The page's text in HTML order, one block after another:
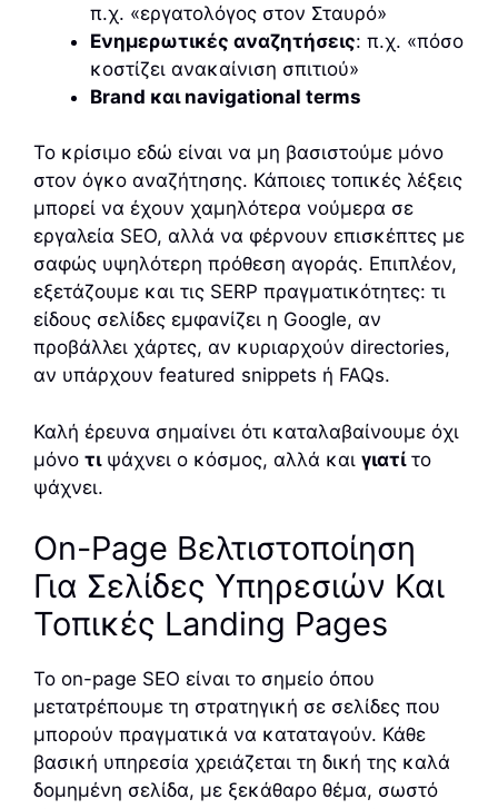
π.χ. «εργατολόγος στον Σταυρό»
Ενημερωτικές αναζητήσεις: π.χ. «πόσο
κοστίζει ανακαίνιση σπιτιού»
Brand και navigational terms
Το κρίσιμο εδώ είναι να μη βασιστούμε μόνο
στον όγκο αναζήτησης. Κάποιες τοπικές λέξεις
μπορεί να έχουν χαμηλότερα νούμερα σε
εργαλεία SEO, αλλά να φέρνουν επισκέπτες με
σαφώς υψηλότερη πρόθεση αγοράς. Επιπλέον,
εξετάζουμε και τις SERP πραγματικότητες: τι
είδους σελίδες εμφανίζει η Google, αν
προβάλλει χάρτες, αν κυριαρχούν directories,
αν υπάρχουν featured snippets ή FAQs.
Καλή έρευνα σημαίνει ότι καταλαβαίνουμε όχι
μόνο τιψάχνει ο κόσμος, αλλά και γιατίτο
ψάχνει.
On-Page Βελτιστοποίηση
Για Σελίδες Υπηρεσιών Και
Τοπικές Landing Pages
Το on-page SEO είναι το σημείο όπου
μετατρέπουμε τη στρατηγική σε σελίδες που
μπορούν πραγματικά να καταταγούν. Κάθε
βασική υπηρεσία χρειάζεται τη δική της καλά
δομημένη σελίδα, με ξεκάθαρο θέμα, σωστό